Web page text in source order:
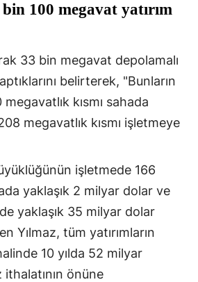
100 megavat yatırım
33 bin megavat depolamalı
belirterek, "Bunların
kısmı sahada
megavatlık kısmı işletmeye
işletmede 166
yaklaşık 2 milyar dolar ve
yaklaşık 35 milyar dolar
Yılmaz, tüm yatırımların
10 yılda 52 milyar
önüne